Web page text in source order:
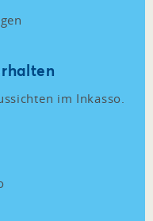
im Inkasso.